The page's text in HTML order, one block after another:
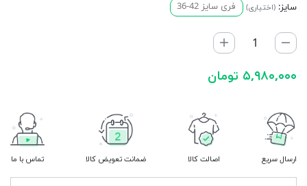
سایز: (اختیاری) فری سایز 42-36
۵,۹۸۰,۰۰۰ تومان
ارسال سریع اصالت کالا ضمانت تعویض کالا تماس با ما